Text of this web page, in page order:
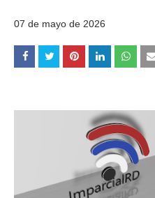
07 de mayo de 2026